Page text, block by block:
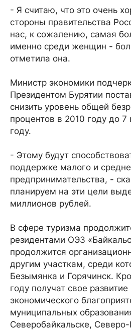
- Я считаю, что это очень
стороны правительства
нас, к сожалению, самая
именно среди женщин -
отметила она.
Министр экономики
Президентом Бурятии
снизить уровень общей
процентов в 2010 году до 7
году.
- Этому будут
поддержке малого и
предпринимательства, -
планируем на эти цели
миллионов рублей.
В сфере туризма
резидентами ОЭЗ
продолжится
другим участкам, среди
Безымянка и Горячинск.
году получат свое развитие
экономического
муниципальных
Северобайкальске,